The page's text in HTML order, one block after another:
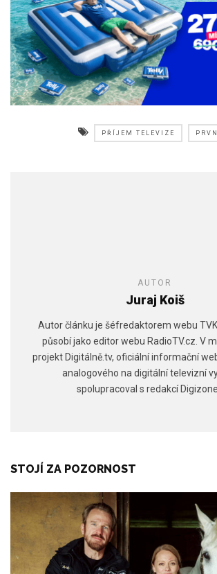
PŘÍJEM TELEVIZE
AUTOR
Juraj Koiš
Autor článku je šéfredaktorem webu
působí jako editor webu RadioTV.cz. V
projekt Digitálně.tv, oficiální informační
analogového na digitální televizní
spolupracoval s redakcí
STOJÍ ZA POZORNOST